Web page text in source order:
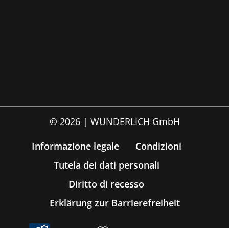
© 2026 | WUNDERLICH GmbH
Informazione legale
Condizioni
Tutela dei dati personali
Diritto di recesso
Erklärung zur Barrierefreiheit